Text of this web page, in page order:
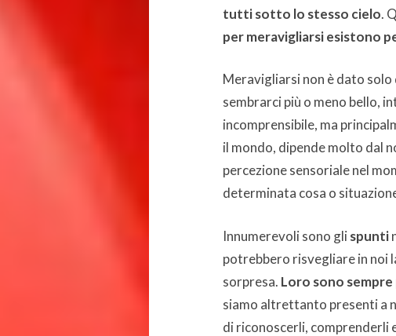
tutti sotto lo stesso cielo.
per meravigliarsi esistono
Meravigliarsi non è dato solo
sembrarci più o meno bello,
incomprensibile, ma
il mondo, dipende molto dal
percezione sensoriale nel
determinata cosa o
Innumerevoli sono glispunti
potrebbero risvegliare in noi
sorpresa. Loro sono
siamo altrettanto presenti a
di riconoscerli, comprenderli